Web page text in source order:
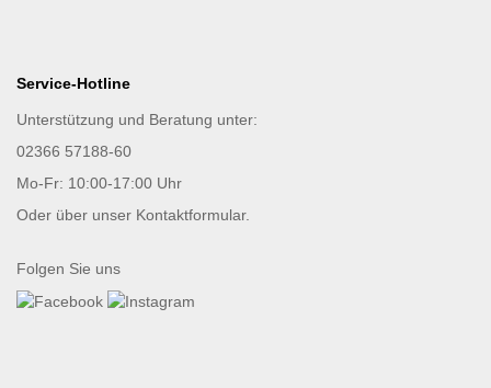
Service-Hotline
Unterstützung und Beratung unter:
02366 57188-60
Mo-Fr: 10:00-17:00 Uhr
Oder über unser Kontaktformular.
Folgen Sie uns